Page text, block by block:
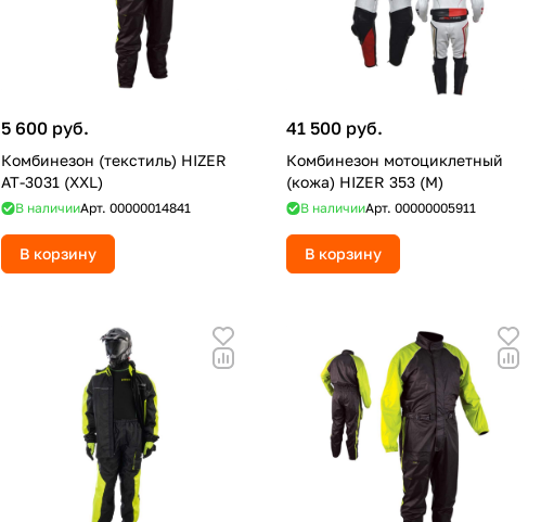
5 600 руб.
Комбинезон (текстиль) HIZER
AT-3031 (XXL)
В наличииАрт. 00000014841
В корзину
41 500 руб.
Комбинезон мотоциклетный
(кожа) HIZER 353 (M)
В наличииАрт. 00000005911
В корзину